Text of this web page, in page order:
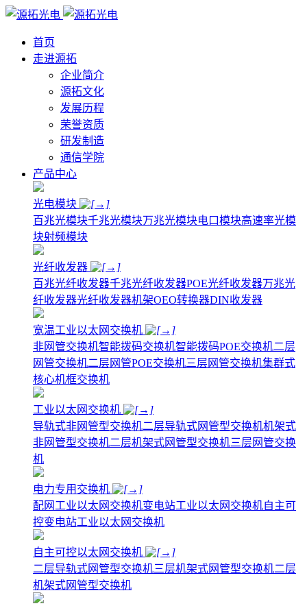
首页
走进源拓
企业简介
源拓文化
发展历程
荣誉资质
研发制造
通信学院
产品中心
光电模块
百兆光模块千兆光模块万兆光模块电口模块高速率光模
块射频模块
光纤收发器
百兆光纤收发器千兆光纤收发器POE光纤收发器万兆光
纤收发器光纤收发器机架OEO转换器DIN收发器
宽温工业以太网交换机
非网管交换机智能拨码交换机智能拨码POE交换机二层
网管交换机二层网管POE交换机三层网管交换机集群式
核心机框交换机
工业以太网交换机
导轨式非网管型交换机二层导轨式网管型交换机机架式
非网管型交换机二层机架式网管型交换机三层网管交换
机
电力专用交换机
配网工业以太网交换机变电站工业以太网交换机自主可
控变电站工业以太网交换机
自主可控以太网交换机
二层导轨式网管型交换机三层机架式网管型交换机二层
机架式网管型交换机